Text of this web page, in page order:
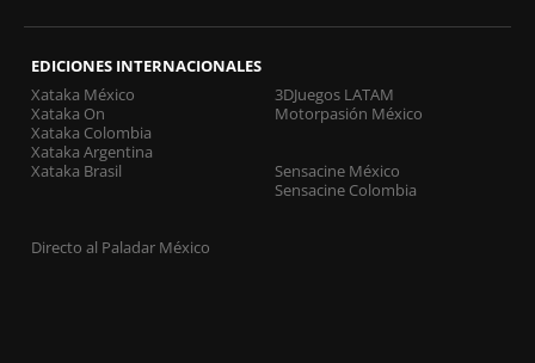
EDICIONES INTERNACIONALES
Xataka México
Xataka On
Xataka Colombia
Xataka Argentina
Xataka Brasil
3DJuegos LATAM
Motorpasión México
Sensacine México
Sensacine Colombia
Directo al Paladar México